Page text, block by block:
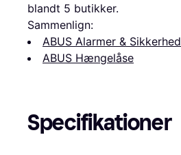
blandt 5 butikker.
Sammenlign:
ABUS Alarmer & Sikkerhed
ABUS Hængelåse
Specifikationer